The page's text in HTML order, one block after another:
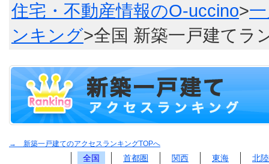
住宅・不動産情報のO-uccino>
ンキング>全国 新築一戸建てラ
→ 新築一戸建てのアクセスランキングTOPへ
全国 首都圏 関西 東海 北